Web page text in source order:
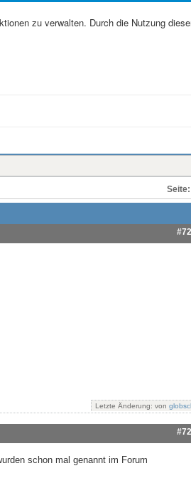
zu verwalten. Durch die Nutzung
Seite:
Letzte Änderung: von
schon mal genannt im Forum